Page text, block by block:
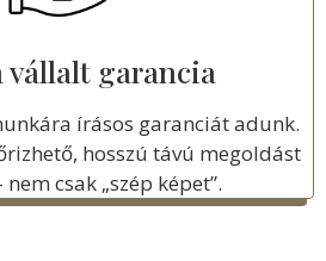
vállalt garancia
írásos garanciát adunk.
hosszú távú megoldást
csak „szép képet”.